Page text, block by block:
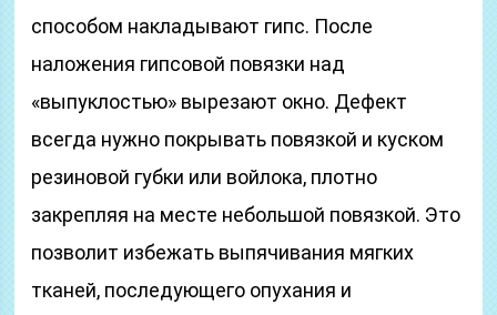
способом накладывают гипс. После
наложения гипсовой повязки над
«выпуклостью» вырезают окно. Дефект
всегда нужно покрывать повязкой и куском
резиновой губки или войлока, плотно
закрепляя на месте небольшой повязкой. Это
позволит избежать выпячивания мягких
тканей, последующего опухания и